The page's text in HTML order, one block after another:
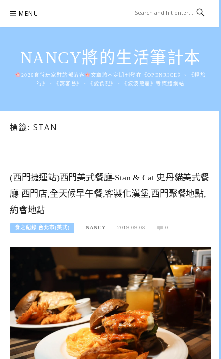
content
MENU
NANCY將的生活筆計本
2026食尚玩家駐站部落客
文章將不定期刊登在《OPENRICE》、《輕旅
行》、《窩客島》、《愛食記》、《波波黛麗》等媒體網站
標籤: STAN
(西門捷運站)西門美式餐廳-Stan & Cat 史丹貓美式餐
廳 西門店,全天候早午餐,客製化漢堡,西門聚餐地點,
約會地點
食之紀錄-台北市(美式) NANCY 2019-09-08 0